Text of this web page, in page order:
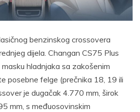
benzinskog crossovera
dijela. Changan CS75 Plus
hladnjaka sa zakošenim
posebne felge (prečnika 18, 19 ili
je dugačak 4.770 mm, širok
mm, s međuosovinskim